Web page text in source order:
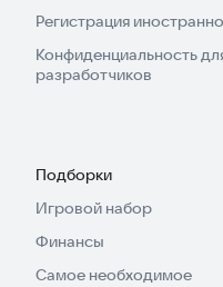
Регистрация
Конфиденциальность
разработчиков
Подборки
Игровой набор
Финансы
Самое необходимое